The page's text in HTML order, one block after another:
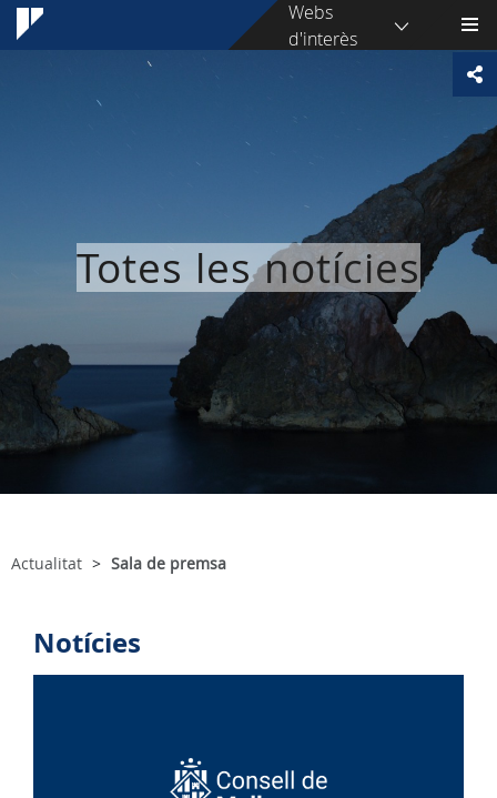
Webs
d'interès
Totes les notícies
Actualitat Sala de premsa
Notícies